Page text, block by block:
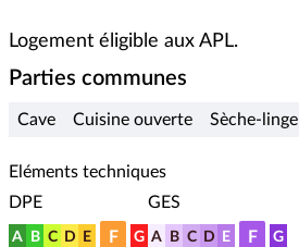
Logement éligible aux APL.
Parties communes
Cave Cuisine ouverte Sèche-linge
Eléments techniques
DPE
A B C D E F G
GES
A B C D E F G